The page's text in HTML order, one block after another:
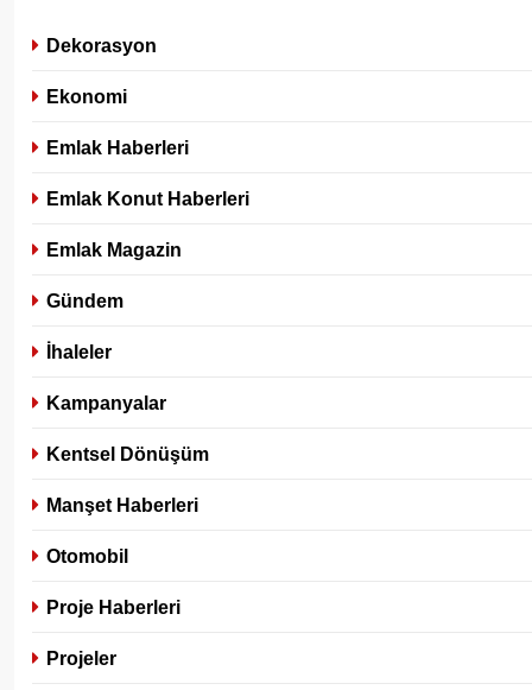
Dekorasyon
Ekonomi
Emlak Haberleri
Emlak Konut Haberleri
Emlak Magazin
Gündem
İhaleler
Kampanyalar
Kentsel Dönüşüm
Manşet Haberleri
Otomobil
Proje Haberleri
Projeler